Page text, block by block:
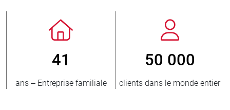
le monde entier nouveaux clients/an